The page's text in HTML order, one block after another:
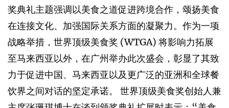
奖典礼主题强调以美食之道促进跨境合作，颂扬美食
在连接文化、加强国际关系方面的凝聚力。作为一项
战略举措，世界顶级美食奖 (WTGA) 将影响力拓展
至马来西亚以外，在广州举办此次盛会，彰显了其致
力于促进中国、马来西亚以及更广泛的亚洲和全球餐
饮界之间对话的坚定承诺。 世界顶级美食奖创始人兼